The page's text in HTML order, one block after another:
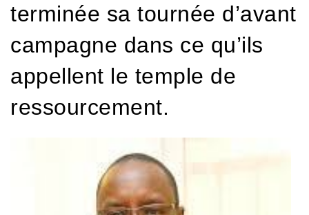
terminée sa tournée d’avant
campagne dans ce qu’ils
appellent le temple de
ressourcement.